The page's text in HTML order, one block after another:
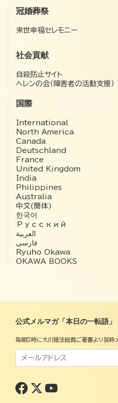
冠婚葬祭
来世幸福セレモニー
社会貢献
自殺防止サイト
ヘレンの会（障害者の活動支援）
国際
International
North America
Canada
Deutschland
France
United Kingdom
India
Philippines
Australia
中文(簡体)
한국어
Русский
العربية‏
فارسی
Ryuho Okawa
OKAWA BOOKS
公式メルマガ「本日の一転語」
毎朝8時に大川隆法総裁ご著書より抜粋